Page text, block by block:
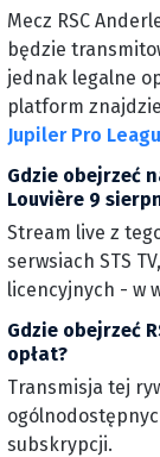
Mecz RSC
będzie
jednak legalne
platform
Jupiler Pro
Gdzie obejrzeć
Louvière 9
Stream live z
serwsiach STS
licencyjnych - w
Gdzie obejrzeć
opłat?
Transmisja tej
subskrypcji.